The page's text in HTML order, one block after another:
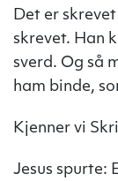
Det er
skrevet. Han
sverd. Og så
ham binde,
Kjenner vi
Jesus spurte: